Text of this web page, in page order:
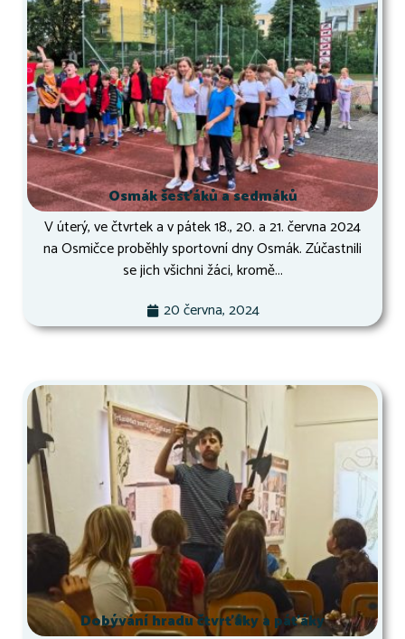
Osmák šesťáků a sedmáků
V úterý, ve čtvrtek a v pátek 18., 20. a 21. června 2024
na Osmičce proběhly sportovní dny Osmák. Zúčastnili
se jich všichni žáci, kromě...
20 června, 2024
Dobývání hradu čtvrťáky a páťáky